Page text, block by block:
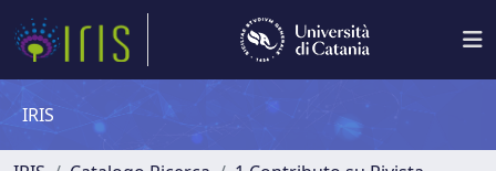
IRIS